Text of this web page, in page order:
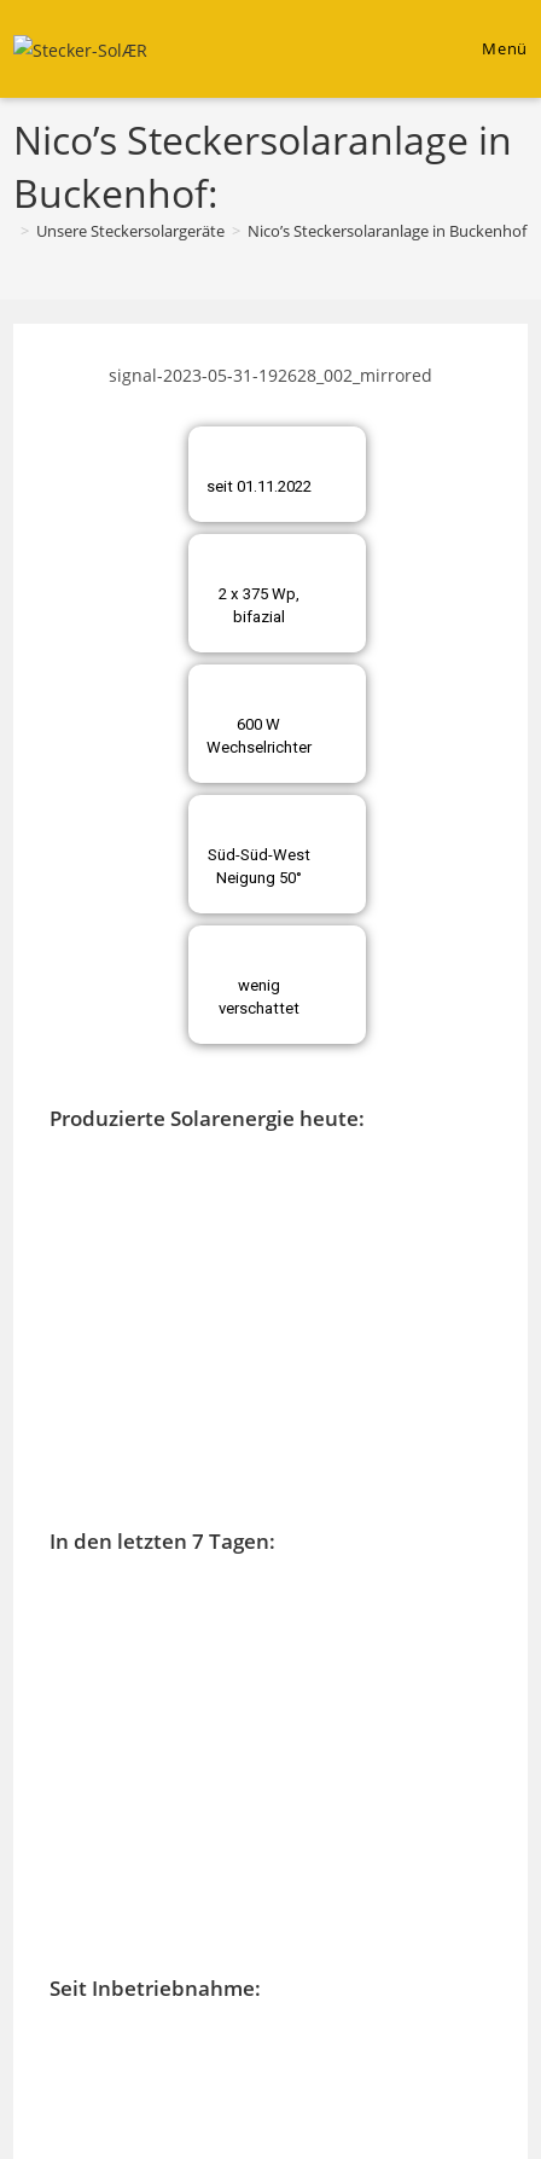
Inhalt
Menü
Nico’s Steckersolaranlage in
Buckenhof:
> Unsere Steckersolargeräte > Nico’s Steckersolaranlage in Buckenhof:
signal-2023-05-31-192628_002_mirrored
seit 01.11.2022
2 x 375 Wp,
bifazial
600 W
Wechselrichter
Süd-Süd-West
Neigung 50°
wenig
verschattet
Produzierte Solarenergie heute:
In den letzten 7 Tagen:
Seit Inbetriebnahme: